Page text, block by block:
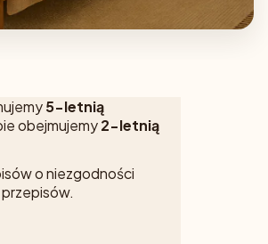
5-letnią
obejmujemy2-letnią
o niezgodności